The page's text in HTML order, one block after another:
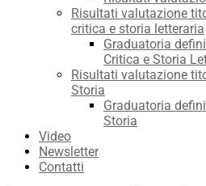
Risultati valutazione
critica e storia letteraria
Graduatoria
Critica e Storia
Risultati valutazione
Storia
Graduatoria
Storia
Video
Newsletter
Contatti